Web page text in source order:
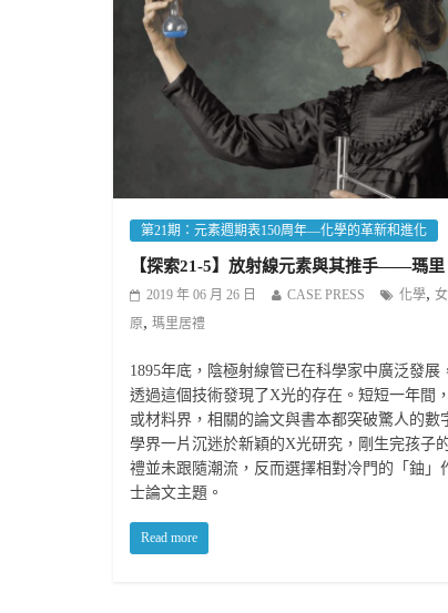
第21期：元素週期表150周年—化學的革新和進化
【探索21-5】放射線元素與其推手——瑪
2019 年 06 月 26 日 CASE PRESS 化學,
原, 瑪里居禮
1895年底，陰極射線管已在科學家中廣泛發展
透過這個技術發現了X光的存在。短短一年間
或材料界，相關的論文與書本都突破驚人的數
學界一片沉迷於新穎的X光研究，剛生完孩子
禮並未跟隨潮流，反而選擇相對冷門的「鈾」
士論文主題。
Read more